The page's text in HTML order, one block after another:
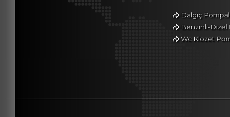
Dalgıç
Benzinli-
Wc Klozet